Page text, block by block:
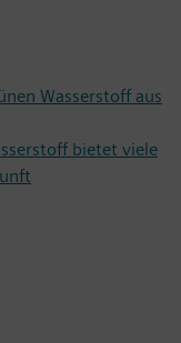
Wasserstoff aus
bietet viele